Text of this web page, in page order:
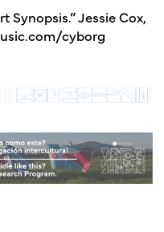
Synopsis.” Jessie Cox,
cyborg